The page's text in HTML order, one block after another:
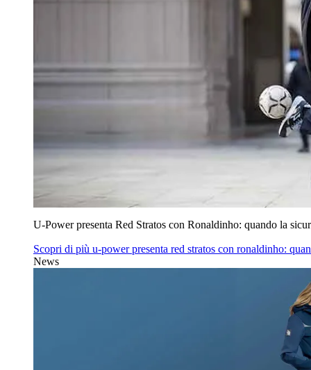
U‑Power presenta Red Stratos con Ronaldinho: quando la
Scopri di più u‑power presenta red stratos con ronaldinho:
News